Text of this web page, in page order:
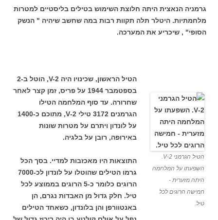
גרמניה הנאצית היתה חלוצת השימוש בטילים בליסטיים למטרות
מלחמתיות. היטלר תלה תקוות רבות במה שחשב שיהיה " הנשק
הסופי" , שיכריע את המערכה.
הטיל הגרמני 2-V.
השפעתו על המלחמה
היתה מזערית -
חמישה הרוגים לכל
טיל.
הטיל הראשון, שכינויו היה V-2, הוטל ב-2
בספטמבר 1944 על פריס, זמן קצר לאחר
שחרורה. עד סוף המלחמה הטילו
הגרמנים 3172 טילי 2-V, מתוכם כ-1400
על לונדון ויתרם על מטרות שונות
באירופה, רובן על בלגיה.
התוצאות היו מאכזבות למדיי. בסך הכל
גרמו הטילים שהוטלו על לונדון לכ-7000
הרוגים כלומר כ-5 הרוגים בממוצע לכל
טיל. חלק גדול מן האבדות נגרם, הן
באנטוורפן והן בלונדון, כשאחד הטילים